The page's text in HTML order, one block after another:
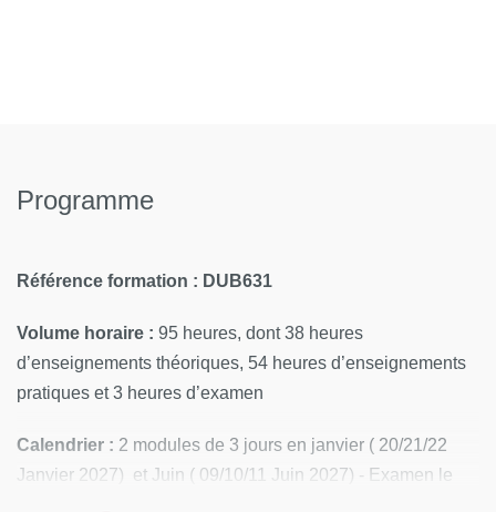
Programme
Référence formation : DUB631
Volume horaire : 95 heures, dont 38 heures
d’enseignements théoriques, 54 heures d’enseignements
pratiques et 3 heures d’examen
Calendrier : 2 modules de 3 jours en janvier ( 20/21/22
Janvier 2027) et Juin ( 09/10/11 Juin 2027) - Examen le